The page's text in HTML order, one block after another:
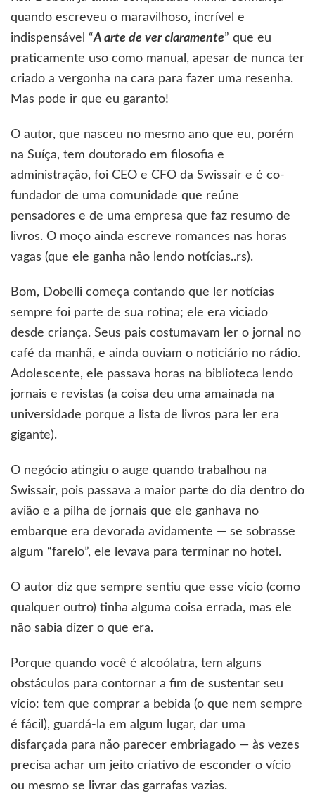
quando escreveu o maravilhoso, incrível e
indispensável “A arte de ver claramente” que eu
praticamente uso como manual, apesar de nunca ter
criado a vergonha na cara para fazer uma resenha.
Mas pode ir que eu garanto!
O autor, que nasceu no mesmo ano que eu, porém
na Suíça, tem doutorado em filosofia e
administração, foi CEO e CFO da Swissair e é co-
fundador de uma comunidade que reúne
pensadores e de uma empresa que faz resumo de
livros. O moço ainda escreve romances nas horas
vagas (que ele ganha não lendo notícias..rs).
Bom, Dobelli começa contando que ler notícias
sempre foi parte de sua rotina; ele era viciado
desde criança. Seus pais costumavam ler o jornal no
café da manhã, e ainda ouviam o noticiário no rádio.
Adolescente, ele passava horas na biblioteca lendo
jornais e revistas (a coisa deu uma amainada na
universidade porque a lista de livros para ler era
gigante).
O negócio atingiu o auge quando trabalhou na
Swissair, pois passava a maior parte do dia dentro do
avião e a pilha de jornais que ele ganhava no
embarque era devorada avidamente — se sobrasse
algum “farelo”, ele levava para terminar no hotel.
O autor diz que sempre sentiu que esse vício (como
qualquer outro) tinha alguma coisa errada, mas ele
não sabia dizer o que era.
Porque quando você é alcoólatra, tem alguns
obstáculos para contornar a fim de sustentar seu
vício: tem que comprar a bebida (o que nem sempre
é fácil), guardá-la em algum lugar, dar uma
disfarçada para não parecer embriagado — às vezes
precisa achar um jeito criativo de esconder o vício
ou mesmo se livrar das garrafas vazias.